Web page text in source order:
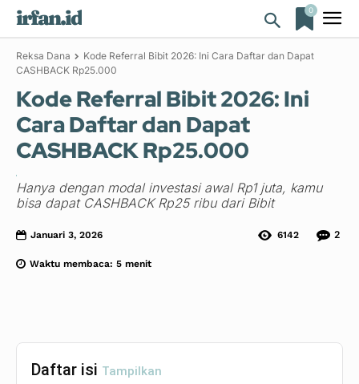
irfan.id 0
Reksa Dana
Kode Referral Bibit 2026: Ini Cara Daftar dan Dapat
CASHBACK Rp25.000
Kode Referral Bibit 2026: Ini
Cara Daftar dan Dapat
CASHBACK Rp25.000
Hanya dengan modal investasi awal Rp1 juta, kamu
bisa dapat CASHBACK Rp25 ribu dari Bibit
Januari 3, 2026
Waktu membaca: 5 menit
2
6142
Daftar isi Tampilkan